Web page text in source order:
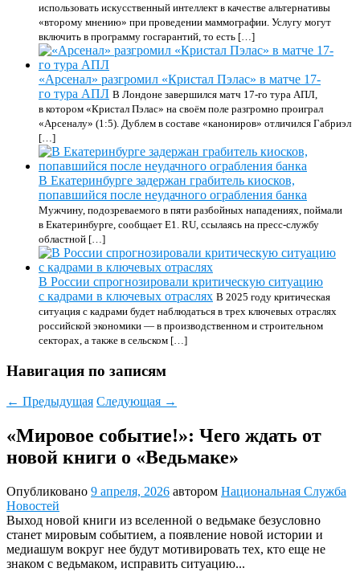
использовать искусственный интеллект в качестве альтернативы
«второму мнению» при проведении маммографии. Услугу могут
включить в программу госгарантий, то есть […]
«Арсенал» разгромил «Кристал Пэлас» в матче 17-
го тура АПЛ В Лондоне завершился матч 17-го тура АПЛ,
в котором «Кристал Пэлас» на своём поле разгромно проиграл
«Арсеналу» (1:5). Дублем в составе «канониров» отличился Габриэл
[…]
В Екатеринбурге задержан грабитель киосков,
попавшийся после неудачного ограбления банка
Мужчину, подозреваемого в пяти разбойных нападениях, поймали
в Екатеринбурге, сообщает E1. RU, ссылаясь на пресс-службу
областной […]
В России спрогнозировали критическую ситуацию
с кадрами в ключевых отраслях В 2025 году критическая
ситуация с кадрами будет наблюдаться в трех ключевых отраслях
российской экономики — в производственном и строительном
секторах, а также в сельском […]
Навигация по записям
← Предыдущая Следующая →
«Мировое событие!»: Чего ждать от
новой книги о «Ведьмаке»
Опубликовано 9 апреля, 2026 автором Национальная Служба
Новостей
Выход новой книги из вселенной о ведьмаке безусловно
станет мировым событием, а появление новой истории и
медиашум вокруг нее будут мотивировать тех, кто еще не
знаком с ведьмаком, исправить ситуацию...